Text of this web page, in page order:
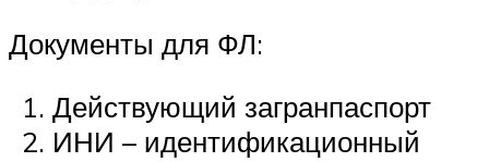
Документы для ФЛ:
Действующий загранпаспорт
ИНИ – идентификационный